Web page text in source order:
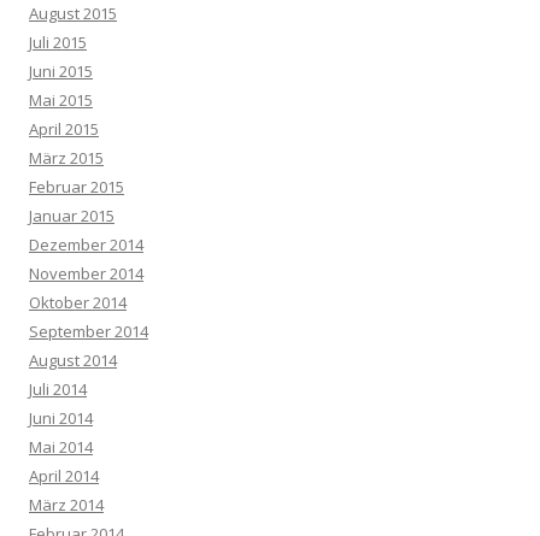
August 2015
Juli 2015
Juni 2015
Mai 2015
April 2015
März 2015
Februar 2015
Januar 2015
Dezember 2014
November 2014
Oktober 2014
September 2014
August 2014
Juli 2014
Juni 2014
Mai 2014
April 2014
März 2014